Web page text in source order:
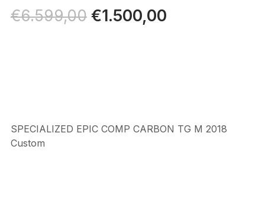
€6.599,00 Il
€1.500,00Il
SPECIALIZED EPIC COMP CARBON TG M 2018
Custom